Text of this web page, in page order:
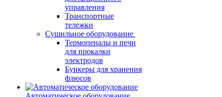
управления
Транспортные
тележки
Сушильное оборудование
Термопеналы и печи
для прокалки
электродов
Бункеры для хранения
флюсов